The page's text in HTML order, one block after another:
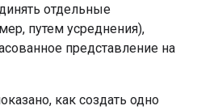
отдельные
путем усреднения),
представление на
как создать одно